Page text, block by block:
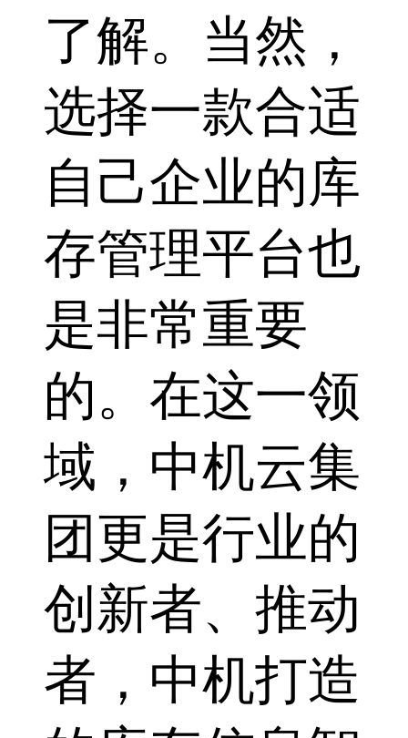
了解。当然，
选择一款合适
自己企业的库
存管理平台也
是非常重要
的。在这一领
域，中机云集
团更是行业的
创新者、推动
者，中机打造